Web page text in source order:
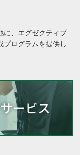
、 エグゼクティブ
プログラムを提供し